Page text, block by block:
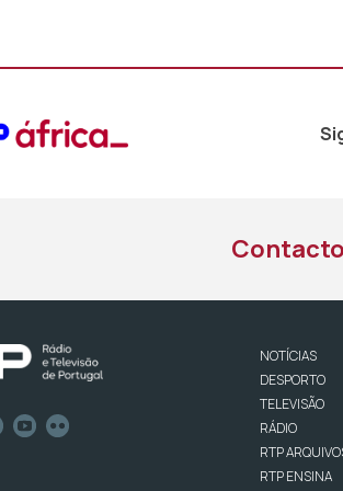
NOTÍCIAS
DESPORTO
TELEVISÃO
RÁDIO
RTP
RTP ENSINA